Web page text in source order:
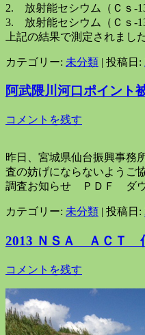
2. 放射能セシウム（Ｃｓ
3. 放射能セシウム（Ｃ
上記の結果で測定されまし
カテゴリー: 未分類 | 投稿日:
阿武隈川河口ポイント
コメントを残す
昨日、宮城県仙台振興事務
査の妨げにならないようご
調査お知らせ ＰＤＦ ダ
カテゴリー: 未分類 | 投稿日:
2013 ＮＳＡ ＡＣＴ
コメントを残す